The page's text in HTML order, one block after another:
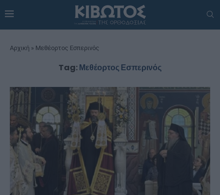
Αρχική » Μεθέορτος Εσπερινός
Tag:Μεθέορτος Εσπερινός